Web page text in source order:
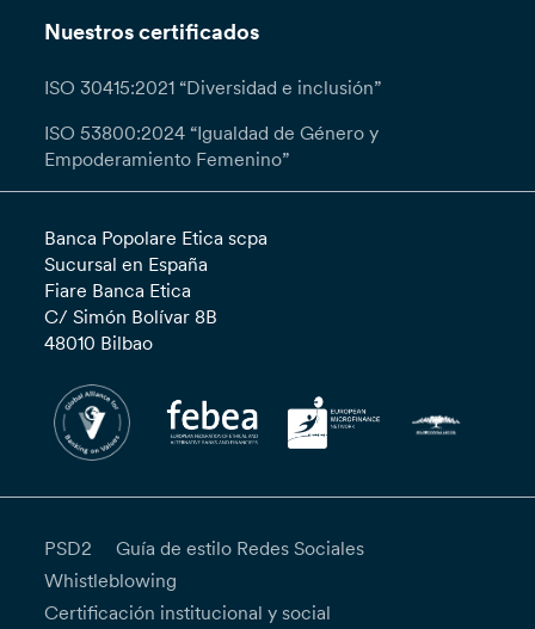
Nuestros certificados
ISO 30415:2021 “Diversidad e inclusión”
ISO 53800:2024 “Igualdad de Género y
Empoderamiento Femenino”
Banca Popolare Etica scpa
Sucursal en España
Fiare Banca Etica
C/ Simón Bolívar 8B
48010 Bilbao
PSD2
Guía de estilo Redes Sociales
Whistleblowing
Certificación institucional y social